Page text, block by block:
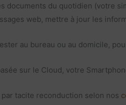
documents du quotidien (votre
web, mettre à jour les
au bureau ou au domicile,
sur le Cloud, votre
tacite reconduction selon nos